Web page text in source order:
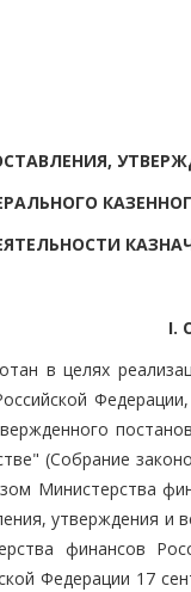
I.
в целях
(Собрание
Министерства
утверждения
финансов
Федерации 17